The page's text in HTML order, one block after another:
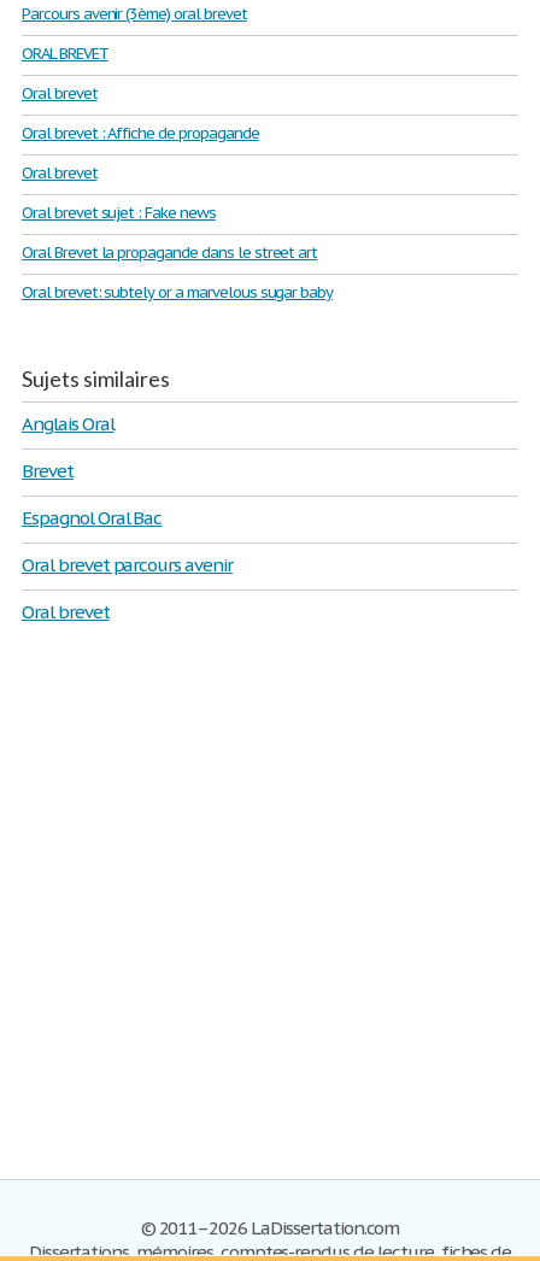
Parcours avenir (3ème) oral brevet
ORAL BREVET
Oral brevet
Oral brevet : Affiche de propagande
Oral brevet
Oral brevet sujet : Fake news
Oral Brevet la propagande dans le street art
Oral brevet: subtely or a marvelous sugar baby
Sujets similaires
Anglais Oral
Brevet
Espagnol Oral Bac
Oral brevet parcours avenir
Oral brevet
© 2011–2026 LaDissertation.com
Dissertations, mémoires, comptes-rendus de lecture, fiches de